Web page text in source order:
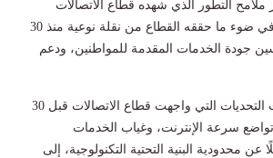
ملامح التطور الذي شهده قطاع الاتصالات
وتكنولوجيا المعلومات، في ضوء ما حققه القطاع من نقلة نوعية منذ 30
جودة الخدمات المقدمة للمواطنين، ودعم
وتستعرض الإنفوجرافات التحديات التي واجهت قطاع الاتصالات قبل 30
سرعة الإنترنت، وغياب الخدمات
عن محدودية البنية التحتية التكنولوجية، إلى